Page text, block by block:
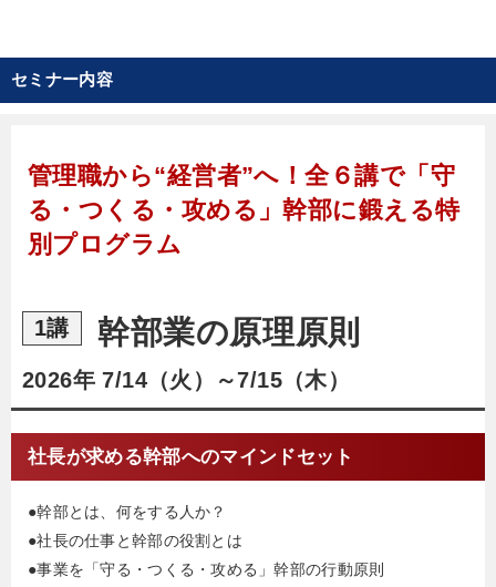
セミナー内容
管理職から“経営者”へ！全６講で「守
る・つくる・攻める」幹部に鍛える特
別プログラム
1講 幹部業の原理原則
2026年 7/14（火）～7/15（木）
社長が求める幹部へのマインドセット
●幹部とは、何をする人か？
●社長の仕事と幹部の役割とは
●事業を「守る・つくる・攻める」幹部の行動原則